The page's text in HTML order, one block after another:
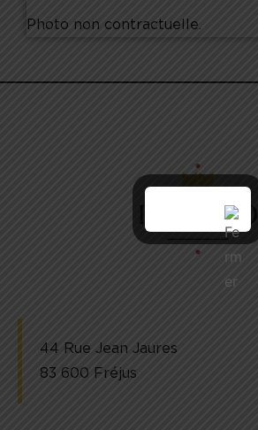
Photo non contractuelle.
44 Rue Jean Jaures
83 600 Fréjus